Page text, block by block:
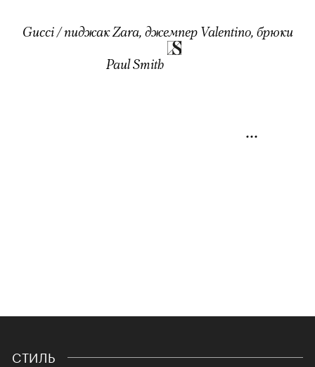
Gucci / пиджак Zara, джемпер Valentino, брюки
Paul Smith
СТИЛЬ